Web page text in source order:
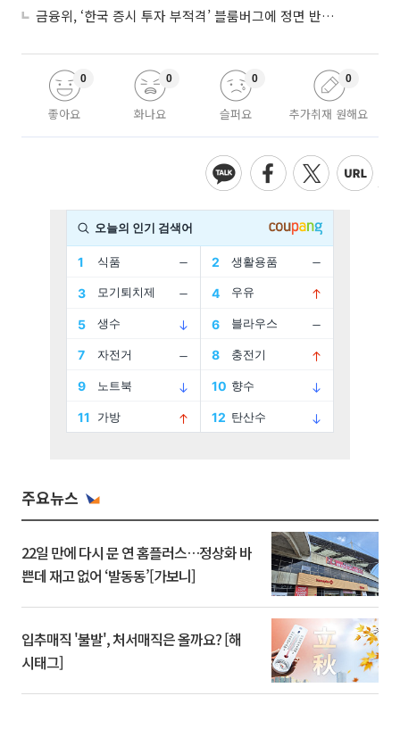
금융위, ‘한국 증시 투자 부적격’ 블룸버그에 정면 반박…“근거 불분명”
좋아요
0
화나요
0
슬퍼요
0
추가취재 원해요
0
주요뉴스
22일 만에 다시 문 연 홈플러스…정상화 바
쁜데 재고 없어 ‘발동동’[가보니]
입추매직 '불발', 처서매직은 올까요? [해
시태그]